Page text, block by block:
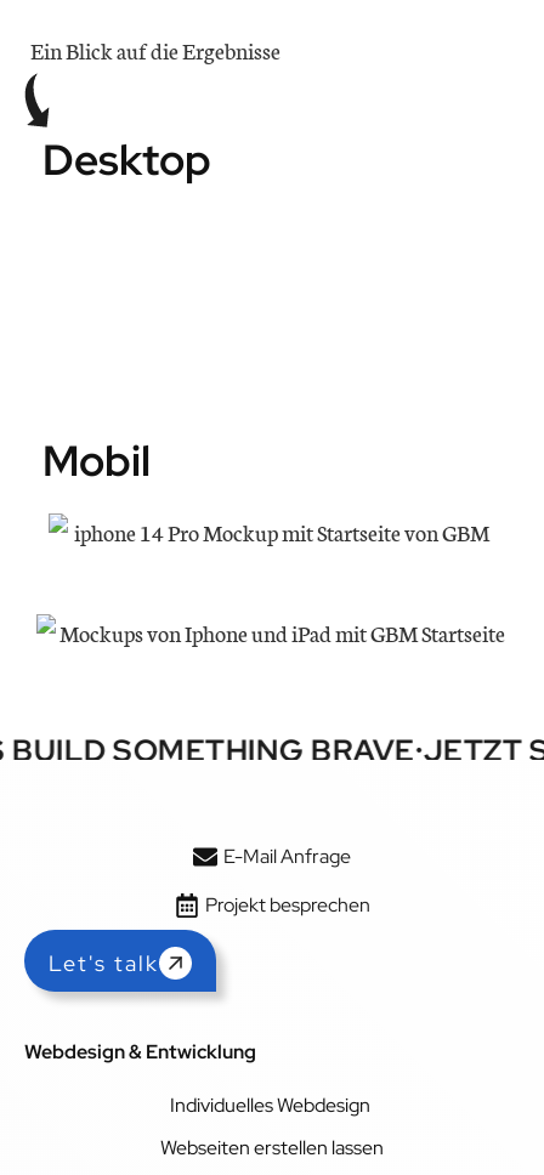
Ein Blick auf die Ergebnisse
Desktop
Mobil
SOMETHING BRAVE•JETZT
E-Mail Anfrage
Projekt besprechen
Let's talk
Webdesign & Entwicklung
Individuelles Webdesign
Webseiten erstellen lassen